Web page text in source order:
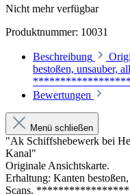
Nicht mehr verfügbar
Produktnummer: 10031
Beschreibung
bestoßen, unsauber,
Bewertungen
Menü schließen
"Ak Schiffshebewerk bei
Kanal"
Originale Ansichtskarte.
Erhaltung: Kanten
Scans.